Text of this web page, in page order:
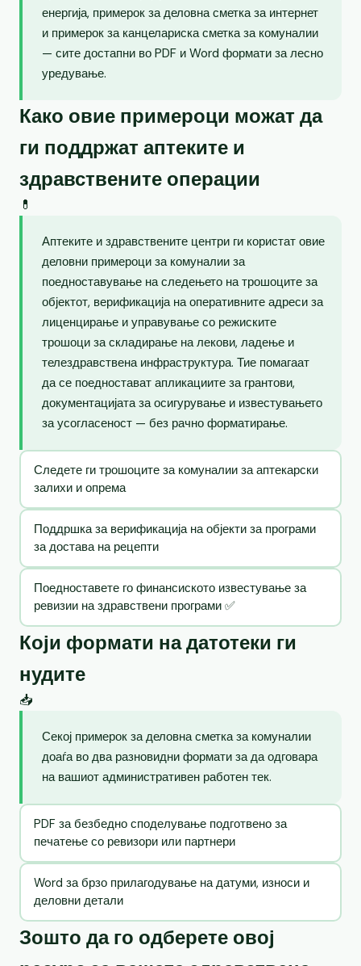
енергија, примерок за деловна сметка за интернет
и примерок за канцелариска сметка за комуналии
— сите достапни во PDF и Word формати за лесно
уредување.
Како овие примероци можат да
ги поддржат аптеките и
здравствените операции
💊
Аптеките и здравствените центри ги користат овие
деловни примероци за комуналии за
поедноставување на следењето на трошоците за
објектот, верификација на оперативните адреси за
лиценцирање и управување со режиските
трошоци за складирање на лекови, ладење и
телездравствена инфраструктура. Тие помагаат
да се поедностават апликациите за грантови,
документацијата за осигурување и известувањето
за усогласеност — без рачно форматирање.
Следете ги трошоците за комуналии за аптекарски
залихи и опрема
Поддршка за верификација на објекти за програми
за достава на рецепти
Поедноставете го финансиското известување за
ревизии на здравствени програми ✅
Који формати на датотеки ги
нудите
📥
Секој примерок за деловна сметка за комуналии
доаѓа во два разновидни формати за да одговара
на вашиот административен работен тек.
PDF за безбедно споделување подготвено за
печатење со ревизори или партнери
Word за брзо прилагодување на датуми, износи и
деловни детали
Зошто да го одберете овој